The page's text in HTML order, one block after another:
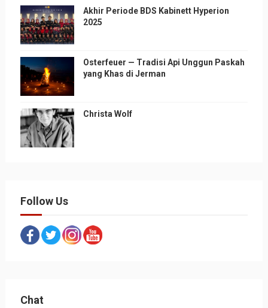
Akhir Periode BDS Kabinett Hyperion
2025
Osterfeuer — Tradisi Api Unggun Paskah
yang Khas di Jerman
Christa Wolf
Follow Us
Chat